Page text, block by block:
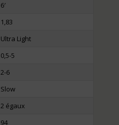
6′
1,83
Ultra Light
0,5-5
2-6
Slow
2 égaux
94